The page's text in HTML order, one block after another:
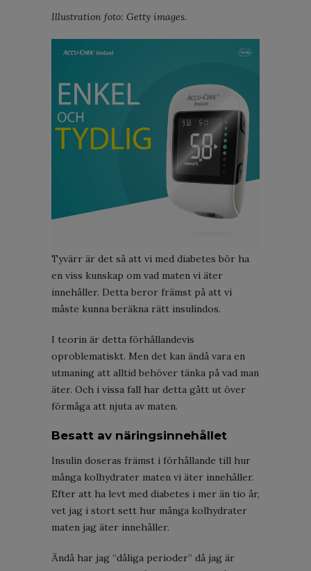
Illustration foto: Getty images.
Tyvärr är det så att vi med diabetes bör ha
en viss kunskap om vad maten vi äter
innehåller. Detta beror främst på att vi
måste kunna beräkna rätt insulindos.
I teorin är detta förhållandevis
oproblematiskt. Men det kan ändå vara en
utmaning att alltid behöver tänka på vad man
äter. Och i vissa fall har detta gått ut över
förmåga att njuta av maten.
Besatt av näringsinnehållet
Insulin doseras främst i förhållande till hur
många kolhydrater maten vi äter innehåller.
Efter att ha levt med diabetes i mer än tio år,
vet jag i stort sett hur många kolhydrater
maten jag äter innehåller.
Ändå har jag “dåliga perioder” då jag är